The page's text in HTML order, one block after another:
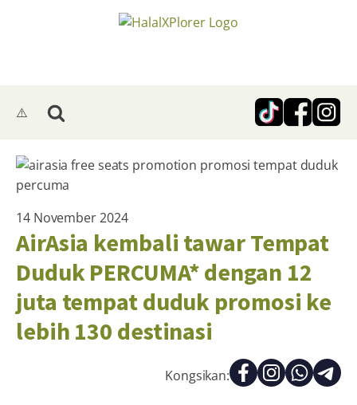
14 November 2024
AirAsia kembali tawar Tempat
Duduk PERCUMA* dengan 12
juta tempat duduk promosi ke
lebih 130 destinasi
Kongsikan: